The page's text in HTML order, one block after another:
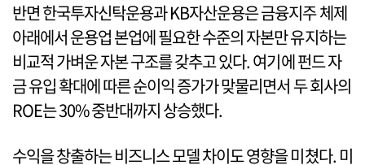
반면 한국투자신탁운용과 KB자산운용은 금융지주 체제
아래에서 운용업 본업에 필요한 수준의 자본만 유지하는
비교적 가벼운 자본 구조를 갖추고 있다. 여기에 펀드 자
금 유입 확대에 따른 순이익 증가가 맞물리면서 두 회사의
ROE는 30% 중반대까지 상승했다.
수익을 창출하는 비즈니스 모델 차이도 영향을 미쳤다. 미